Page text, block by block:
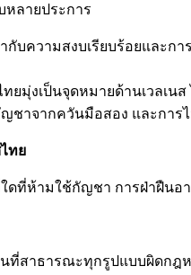
หลายประการ
กับความสงบเรียบร้อยและก
ทยมุ่งเป็นจุดหมายด้านเวลเ
ชาจากควันมือสอง และการ
ทย
ดที่ห้ามใช้กัญชา การฝ่าฝืนอ
ที่สาธารณะทุกรูปแบบผิดกฎห